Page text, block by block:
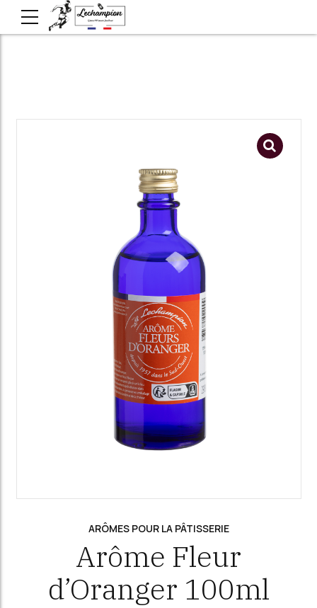
ARÔMES POUR LA PÂTISSERIE
Arôme Fleur
d’Oranger 100ml